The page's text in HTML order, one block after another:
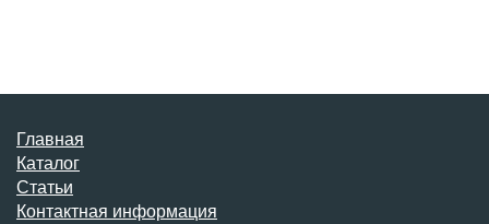
Главная
Каталог
Статьи
Контактная информация